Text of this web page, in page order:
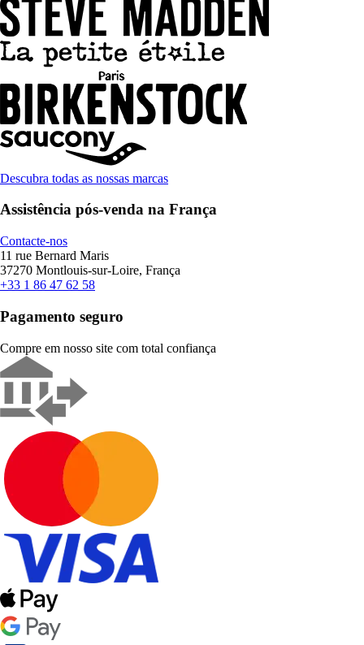
Descubra todas as nossas marcas
Assistência pós-venda na França
Contacte-nos
11 rue Bernard Maris
37270 Montlouis-sur-Loire, França
+33 1 86 47 62 58
Pagamento seguro
Compre em nosso site com total confiança